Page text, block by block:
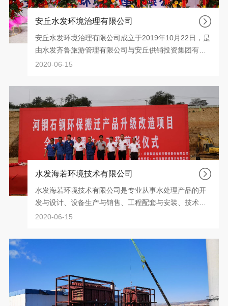
安丘水发环境治理有限公司
安丘水发环境治理有限公司成立于2019年10月22日，是
由水发齐鲁旅游管理有限公司与安丘供销投资集团有限
公司共同出资组建的有限公司，公司注册资本金壹亿元
自成立以来，按照水发集团“上善若水，发展惠民”的宗旨
和“服务社会、服务经济、服务大局”的理念，服务地方政
府，跟潍坊市一直保持友好、深度的合作。因此相信水
发集团与安丘市政府定能发挥各自优势，合作发展，善
善从长；共同在矿山、河道、环保等领域全产业链合
作，携手共赢，久久为功。通过此次签约双方定将在新
的发展平台上进一步提升合作层次和水平，实现新跨
越，踏上新征程，全方位实现战略目标，经营范围涉及
2020-06-15
水发海若环境技术有限公司
水发海若环境技术有限公司是专业从事水处理产品的开
发与设计、设备生产与销售、工程配套与安装、技术咨
询与服务为一体的高科技环保企业，2017年获评青岛市
2020-06-15